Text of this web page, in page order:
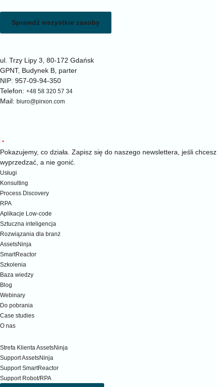
pomaga
je ograniczyć
Sprawdź wszystkie zasoby
ul. Trzy Lipy 3, 80-172 Gdańsk
GPNT, Budynek B, parter
NIP: 957-09-94-350
Telefon: +48 58 320 57 34
Mail: biuro@pirxon.com
Pokazujemy, co działa. Zapisz się do naszego newslettera, jeśli chcesz
wyprzedzać, a nie gonić.
Usługi
Konsulting
Process Discovery
RPA
Aplikacje Low-code
Sztuczna inteligencja
Rozwiązania dla branż
AssetsNinja
SmartReactor
Szkolenia
Baza wiedzy
Blog
Webinary
Do pobrania
Case studies
O nas
Strefa Klienta AssetsNinja
Support AssetsNinja
Support SmartReactor
Support Robot/RPA